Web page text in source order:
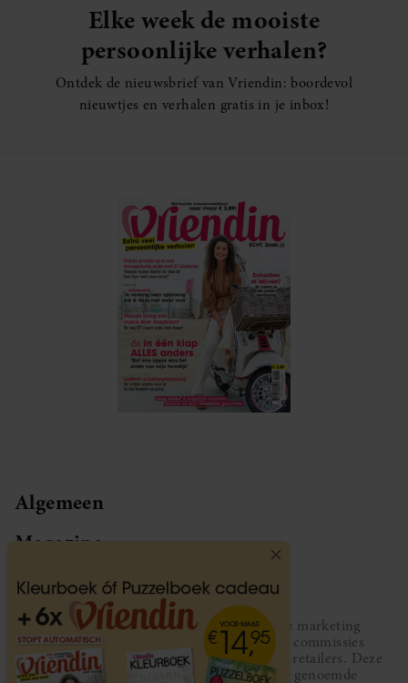
Elke week de mooiste
persoonlijke verhalen?
Ontdek de nieuwsbrief van Vriendin: boordevol
nieuwtjes en verhalen gratis in je inbox!
Algemeen
Magazine
Service
Vriendin participeert in diverse affiliate marketing
programma’s, dat houdt in dat Vriendin commissies
ontvangt voor aankopen middels links van retailers. Deze
website wordt niet gesponsord door de genoemde